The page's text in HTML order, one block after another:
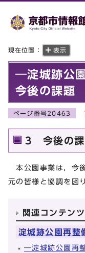
現在位置： 表示
―淀城跡公
今後の課題
ページ番号20463
3 今後の課
本公園事業は，今
元の皆様と協調を図
関連コンテンツ
淀城跡公園再整
―淀城跡公園再